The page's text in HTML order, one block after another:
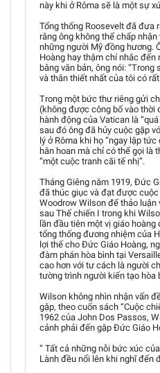
này khi ở Rôma sẽ là một sự
Tổng thống Roosevelt đã đưa
rằng ông không thể chấp
những người Mỹ đồng hương.
Hoàng hay thậm chí nhắc đến
bằng văn bản, ông nói:
và thân thiết nhất của tôi có
Trong một bức thư riêng gửi
(không được công bố vào thời
hành động của Vatican là
sau đó ông đã hủy cuộc gặp
lý ở Rôma khi họ “ngay lập
hân hoan mà chỉ có thể gọi là
“một cuộc tranh cãi tế nhị”.
Tháng Giêng năm 1919, Đức
đã thúc giục và đạt được cuộc
Woodrow Wilson để thảo luận
sau Thế chiến I trong khi
lần đầu tiên một vị giáo
tổng thống đương nhiệm của
lợi thế cho Đức Giáo Hoàng,
đàm phán hòa bình tại
cao hơn với tư cách là người
tường trình người kiến tạo hòa
Wilson không nhìn nhận vấn
gặp, theo cuốn sách “Cuộc
1962 của John Dos Passos,
cảnh phải đến gặp Đức Giáo
“ Tất cả những nỗi bức xúc
Lành đều nổi lên khi nghĩ đến